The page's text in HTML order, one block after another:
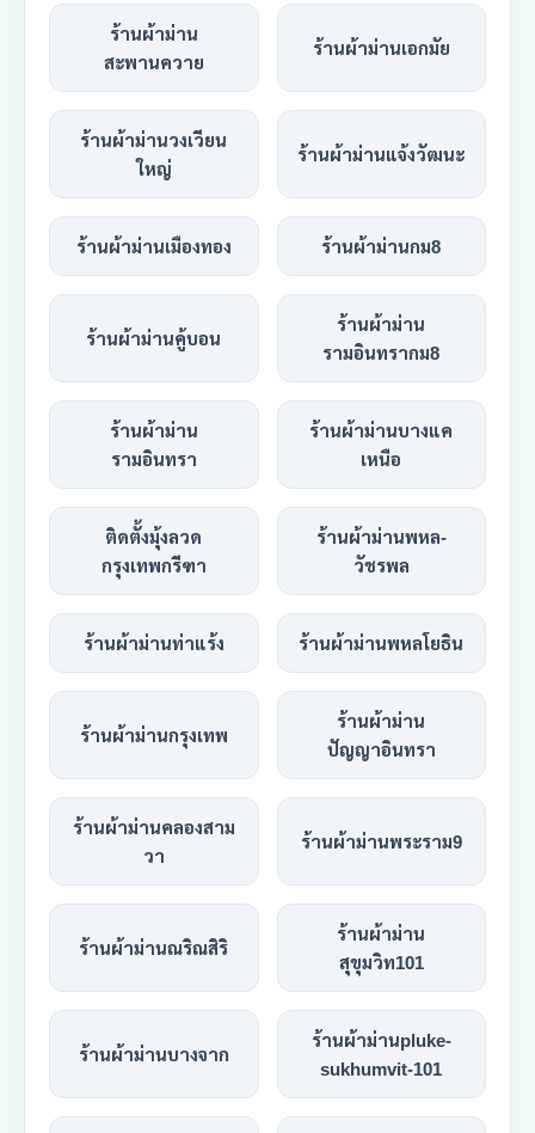
ร้านผ้าม่าน
สะพานควาย
ร้านผ้าม่านเอกมัย
ร้านผ้าม่านวงเวียน
ใหญ่
ร้านผ้าม่านแจ้งวัฒนะ
ร้านผ้าม่านเมืองทอง ร้านผ้าม่านกม8
ร้านผ้าม่านคู้บอน
ร้านผ้าม่าน
รามอินทรากม8
ร้านผ้าม่าน
รามอินทรา
ร้านผ้าม่านบางแค
เหนือ
ติดตั้งมุ้งลวด
กรุงเทพกรีฑา
ร้านผ้าม่านพหล-
วัชรพล
ร้านผ้าม่านท่าแร้ง ร้านผ้าม่านพหลโยธิน
ร้านผ้าม่านกรุงเทพ
ร้านผ้าม่าน
ปัญญาอินทรา
ร้านผ้าม่านคลองสาม
วา
ร้านผ้าม่านพระราม9
ร้านผ้าม่านณริณสิริ
ร้านผ้าม่าน
สุขุมวิท101
ร้านผ้าม่านบางจาก
ร้านผ้าม่านpluke-
sukhumvit-101